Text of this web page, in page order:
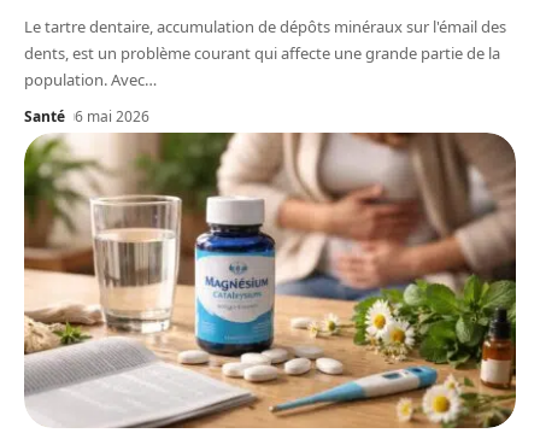
Le tartre dentaire, accumulation de dépôts minéraux sur l'émail des
dents, est un problème courant qui affecte une grande partie de la
population. Avec…
Santé 6 mai 2026